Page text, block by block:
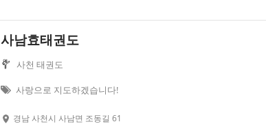
사남효태권도
사천 태권도
사랑으로 지도하겠습니다!
경남 사천시 사남면 조동길 61